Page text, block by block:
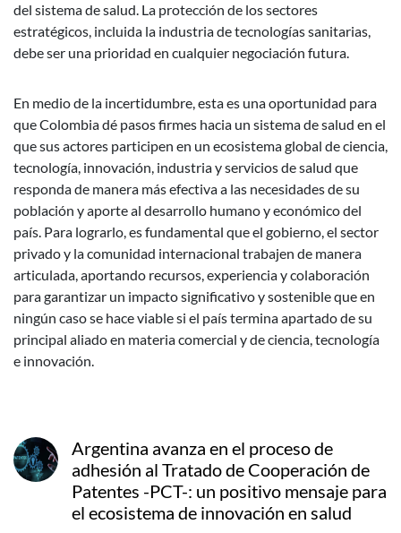
del sistema de salud. La protección de los sectores
estratégicos, incluida la industria de tecnologías sanitarias,
debe ser una prioridad en cualquier negociación futura.
En medio de la incertidumbre, esta es una oportunidad para
que Colombia dé pasos firmes hacia un sistema de salud en el
que sus actores participen en un ecosistema global de ciencia,
tecnología, innovación, industria y servicios de salud que
responda de manera más efectiva a las necesidades de su
población y aporte al desarrollo humano y económico del
país. Para lograrlo, es fundamental que el gobierno, el sector
privado y la comunidad internacional trabajen de manera
articulada, aportando recursos, experiencia y colaboración
para garantizar un impacto significativo y sostenible que en
ningún caso se hace viable si el país termina apartado de su
principal aliado en materia comercial y de ciencia, tecnología
e innovación.
Argentina avanza en el proceso de
adhesión al Tratado de Cooperación de
Patentes -PCT-: un positivo mensaje para
el ecosistema de innovación en salud